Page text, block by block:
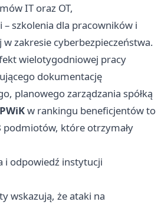
IT oraz OT,
szkolenia dla pracowników i
w zakresie cyberbezpieczeństwa.
wielotygodniowej pracy
dokumentację
planowego zarządzania spółką
w rankingu beneficjentów to
podmiotów, które otrzymały
i odpowiedź instytucji
wskazują, że ataki na